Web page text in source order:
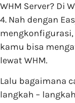
WHM Server? Di
4. Nah dengan
mengkonfigurasi,
kamu bisa
lewat WHM.
Lalu bagaimana
langkah –